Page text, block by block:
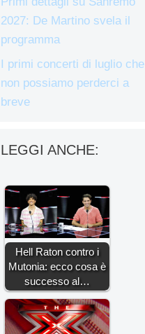
2027: De Martino svela il
programma
I primi concerti di luglio che
non possiamo perderci a
breve
LEGGI ANCHE:
Hell Raton contro i
Mutonia: ecco cosa è
successo al…